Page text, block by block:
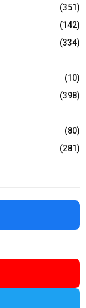
(351)
(142)
(334)
(10)
(398)
(80)
(281)